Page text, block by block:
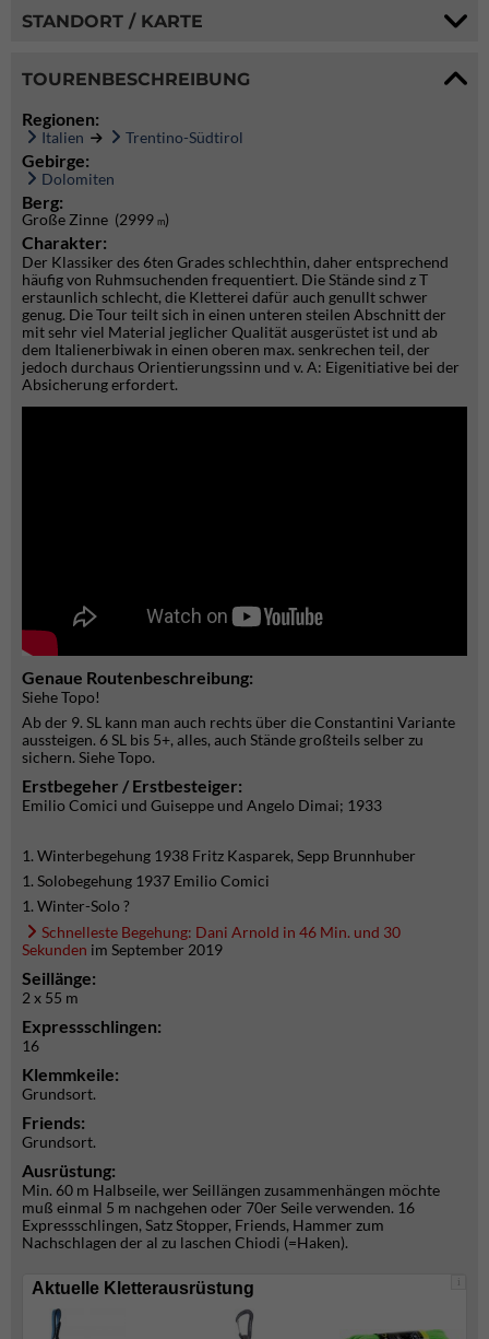
STANDORT / KARTE
TOURENBESCHREIBUNG
Regionen:
Italien Trentino-Südtirol
Gebirge:
Dolomiten
Berg:
Große Zinne (2999 m)
Charakter:
Der Klassiker des 6ten Grades schlechthin, daher entsprechend
häufig von Ruhmsuchenden frequentiert. Die Stände sind z T
erstaunlich schlecht, die Kletterei dafür auch genullt schwer
genug. Die Tour teilt sich in einen unteren steilen Abschnitt der
mit sehr viel Material jeglicher Qualität ausgerüstet ist und ab
dem Italienerbiwak in einen oberen max. senkrechen teil, der
jedoch durchaus Orientierungssinn und v. A: Eigenitiative bei der
Absicherung erfordert.
Genaue Routenbeschreibung:
Siehe Topo!
Ab der 9. SL kann man auch rechts über die Constantini Variante
aussteigen. 6 SL bis 5+, alles, auch Stände großteils selber zu
sichern. Siehe Topo.
Erstbegeher / Erstbesteiger:
Emilio Comici und Guiseppe und Angelo Dimai; 1933
1. Winterbegehung 1938 Fritz Kasparek, Sepp Brunnhuber
1. Solobegehung 1937 Emilio Comici
1. Winter-Solo ?
Schnelleste Begehung: Dani Arnold in 46 Min. und 30
Sekunden im September 2019
Seillänge:
2 x 55 m
Expressschlingen:
16
Klemmkeile:
Grundsort.
Friends:
Grundsort.
Ausrüstung:
Min. 60 m Halbseile, wer Seillängen zusammenhängen möchte
muß einmal 5 m nachgehen oder 70er Seile verwenden. 16
Expressschlingen, Satz Stopper, Friends, Hammer zum
Nachschlagen der al zu laschen Chiodi (=Haken).
i
Aktuelle Kletterausrüstung